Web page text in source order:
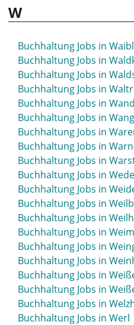
W
Buchhaltung Jobs in
Buchhaltung Jobs in
Buchhaltung Jobs in
Buchhaltung Jobs in
Buchhaltung Jobs in
Buchhaltung Jobs in
Buchhaltung Jobs in
Buchhaltung Jobs in
Buchhaltung Jobs in
Buchhaltung Jobs in
Buchhaltung Jobs in
Buchhaltung Jobs in
Buchhaltung Jobs in
Buchhaltung Jobs in
Buchhaltung Jobs in
Buchhaltung Jobs in
Buchhaltung Jobs in
Buchhaltung Jobs in
Buchhaltung Jobs in
Buchhaltung Jobs in Werl